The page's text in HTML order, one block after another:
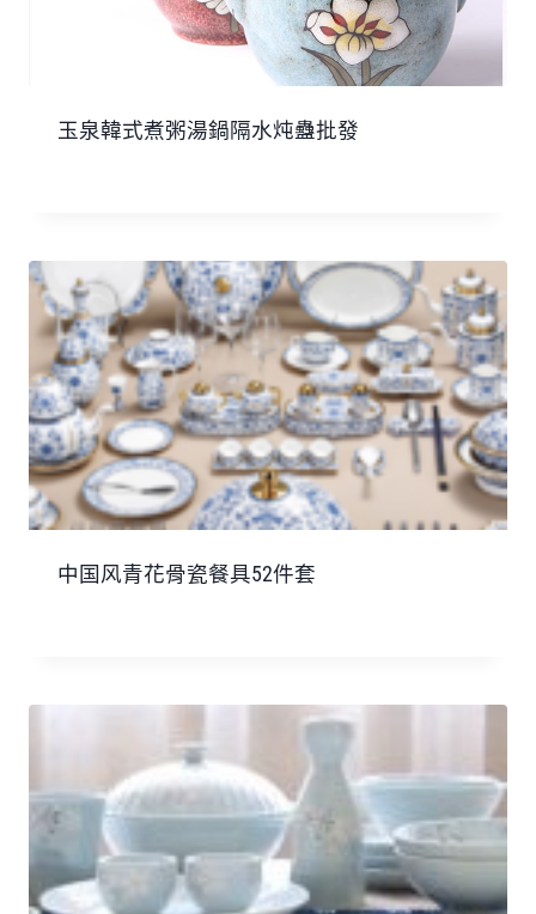
玉泉韓式煮粥湯鍋隔水炖蠱批發
中国风青花骨瓷餐具52件套